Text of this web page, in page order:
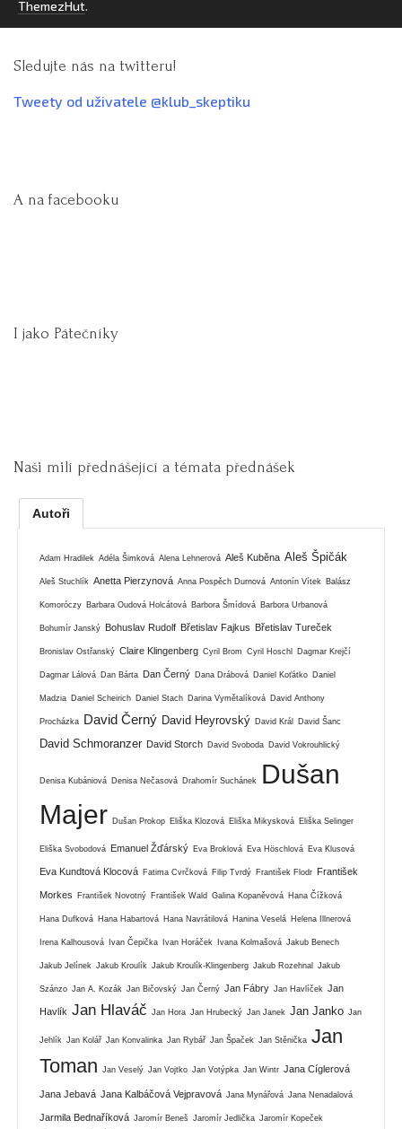
ThemezHut.
Sledujte nás na twitteru!
Tweety od uživatele @klub_skeptiku
A na facebooku
I jako Pátečníky
Naši milí přednášející a témata přednášek
Autoři
Adam Hradilek Adéla Šimková Alena Lehnerová Aleš Kuběna Aleš Špičák
Aleš Stuchlík Anetta Pierzynová Anna Pospěch Durnová Antonín Vítek Balász
Komoróczy Barbara Oudová Holcátová Barbora Šmídová Barbora Urbanová
Bohumír Janský Bohuslav Rudolf Břetislav Fajkus Břetislav Tureček
Bronislav Ostřanský Claire Klingenberg Cyril Brom Cyril Hoschl Dagmar Krejčí
Dagmar Lálová Dan Bárta Dan Černý Dana Drábová Daniel Koťátko Daniel
Madzia Daniel Scheirich Daniel Stach Darina Vymětalíková David Anthony
Procházka David Černý David Heyrovský David Král David Šanc
David Schmoranzer David Storch David Svoboda David Vokrouhlický
Denisa Kubániová Denisa Nečasová Drahomír Suchánek
Dušan
Majer Dušan Prokop Eliška Klozová Eliška Mikysková Eliška Selinger
Eliška Svobodová Emanuel Žďárský Eva Broklová Eva Höschlová Eva Klusová
Eva Kundtová Klocová Fatima Cvrčková Filip Tvrdý František Flodr František
Morkes František Novotný František Wald Galina Kopaněvová Hana Čížková
Hana Dufková Hana Habartová Hana Navrátilová Hanina Veselá Helena Illnerová
Irena Kalhousová Ivan Čepička Ivan Horáček Ivana Kolmašová Jakub Benech
Jakub Jelínek Jakub Kroulík Jakub Kroulík-Klingenberg Jakub Rozehnal Jakub
Szánzo Jan A. Kozák Jan Bičovský Jan Černý Jan Fábry Jan Havlíček Jan
Havlík Jan Hlaváč Jan Hora Jan Hrubecký Jan Janek Jan Janko Jan
Jehlík Jan Kolář Jan Konvalinka Jan Rybář Jan Špaček Jan Stěnička Jan
Toman
Jan Veselý Jan Vojtko Jan Votýpka Jan Wintr Jana Cíglerová
Jana Jebavá Jana Kalbáčová Vejpravová Jana Mynářová Jana Nenadalová
Jarmila Bednaříková Jaromír Beneš Jaromír Jedlička Jaromír Kopeček